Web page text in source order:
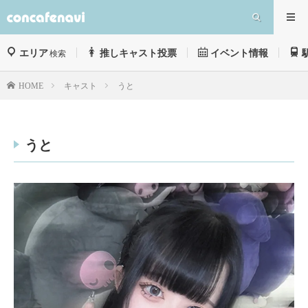
エリア検索 推しキャスト投票 イベント情報
HOME キャスト うと
うと